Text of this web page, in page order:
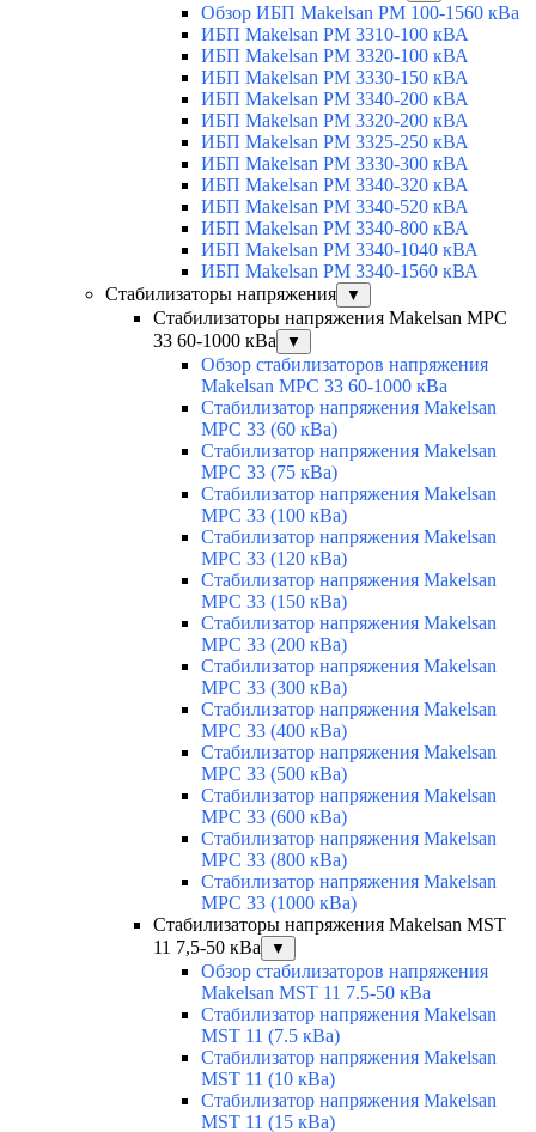
Обзор ИБП Makelsan PM 100-1560 кВа
ИБП Makelsan PM 3310-100 кВА
ИБП Makelsan PM 3320-100 кВА
ИБП Makelsan PM 3330-150 кВА
ИБП Makelsan PM 3340-200 кВА
ИБП Makelsan PM 3320-200 кВА
ИБП Makelsan PM 3325-250 кВА
ИБП Makelsan PM 3330-300 кВА
ИБП Makelsan PM 3340-320 кВА
ИБП Makelsan PM 3340-520 кВА
ИБП Makelsan PM 3340-800 кВА
ИБП Makelsan PM 3340-1040 кВА
ИБП Makelsan PM 3340-1560 кВА
Стабилизаторы напряжения
▼
Стабилизаторы напряжения Makelsan MPC
33 60-1000 кВа
▼
Обзор стабилизаторов напряжения
Makelsan MPC 33 60-1000 кВа
Стабилизатор напряжения Makelsan
MPC 33 (60 кВа)
Стабилизатор напряжения Makelsan
MPC 33 (75 кВа)
Стабилизатор напряжения Makelsan
MPC 33 (100 кВа)
Стабилизатор напряжения Makelsan
MPC 33 (120 кВа)
Стабилизатор напряжения Makelsan
MPC 33 (150 кВа)
Стабилизатор напряжения Makelsan
MPC 33 (200 кВа)
Стабилизатор напряжения Makelsan
MPC 33 (300 кВа)
Стабилизатор напряжения Makelsan
MPC 33 (400 кВа)
Стабилизатор напряжения Makelsan
MPC 33 (500 кВа)
Стабилизатор напряжения Makelsan
MPC 33 (600 кВа)
Стабилизатор напряжения Makelsan
MPC 33 (800 кВа)
Стабилизатор напряжения Makelsan
MPC 33 (1000 кВа)
Стабилизаторы напряжения Makelsan MST
11 7,5-50 кВа
▼
Обзор стабилизаторов напряжения
Makelsan MST 11 7.5-50 кВа
Стабилизатор напряжения Makelsan
MST 11 (7.5 кВа)
Стабилизатор напряжения Makelsan
MST 11 (10 кВа)
Стабилизатор напряжения Makelsan
MST 11 (15 кВа)